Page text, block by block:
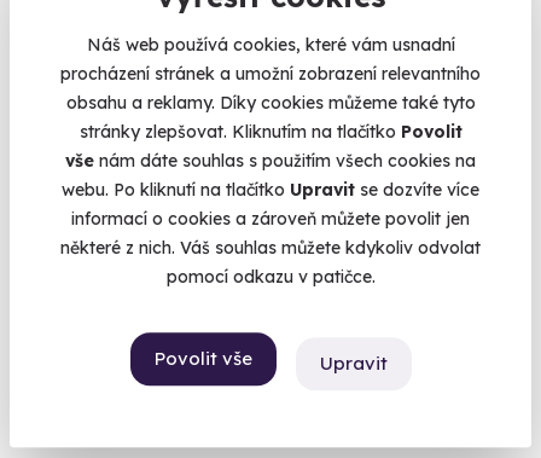
Náš web používá cookies, které vám usnadní
procházení stránek a umožní zobrazení relevantního
obsahu a reklamy. Díky cookies můžeme také tyto
stránky zlepšovat. Kliknutím na tlačítko Povolit
vše nám dáte souhlas s použitím všech cookies na
webu. Po kliknutí na tlačítko Upravit se dozvíte více
informací o cookies a zároveň můžete povolit jen
některé z nich. Váš souhlas můžete kdykoliv odvolat
pomocí odkazu v patičce.
Povolit vše Upravit
Jízda v Porsche 911 Carrera na polygonu
Prožijte jízdu svých snů - Porsche 911 Carrera 4 Targa
Most (+ 1 další lokalita)
3 250 Kč
Volný termín už 15. 08. 2026